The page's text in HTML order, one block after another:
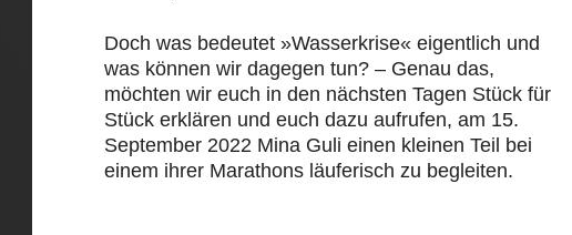
Doch was bedeutet »Wasserkrise« eigentlich und
was können wir dagegen tun? – Genau das,
möchten wir euch in den nächsten Tagen Stück für
Stück erklären und euch dazu aufrufen, am 15.
September 2022 Mina Guli einen kleinen Teil bei
einem ihrer Marathons läuferisch zu begleiten.